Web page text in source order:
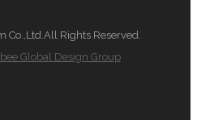
Co.,Ltd.All Rights Reserved.
Global Design Group